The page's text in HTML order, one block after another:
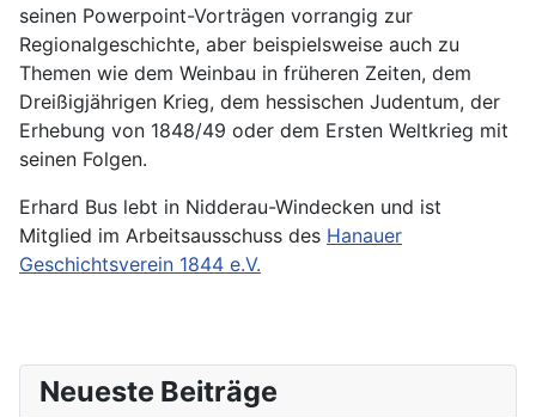
seinen Powerpoint-Vorträgen vorrangig zur
Regionalgeschichte, aber beispielsweise auch zu
Themen wie dem Weinbau in früheren Zeiten, dem
Dreißigjährigen Krieg, dem hessischen Judentum, der
Erhebung von 1848/49 oder dem Ersten Weltkrieg mit
seinen Folgen.
Erhard Bus lebt in Nidderau-Windecken und ist
Mitglied im Arbeitsausschuss des Hanauer
Geschichtsverein 1844 e.V.
Neueste Beiträge